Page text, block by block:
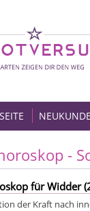
-
für Widder
der Kraft nach